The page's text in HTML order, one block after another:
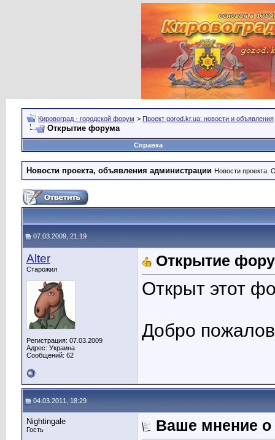
Кировоград - городской форум > Проект gorod.kr.ua: новости и объявления
Открытие форума
Справка
Новости проекта, объявления администрации Новости проекта.
07.03.2009, 21:19
Alter
Старожил
Регистрация: 07.03.2009
Адрес: Украина
Сообщений: 62
Открытие
Открыт этот
Добро
04.03.2011, 18:29
Nightingale
Гость
Ваше мнение о